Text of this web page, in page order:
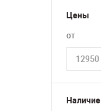
Цены
от
Наличие